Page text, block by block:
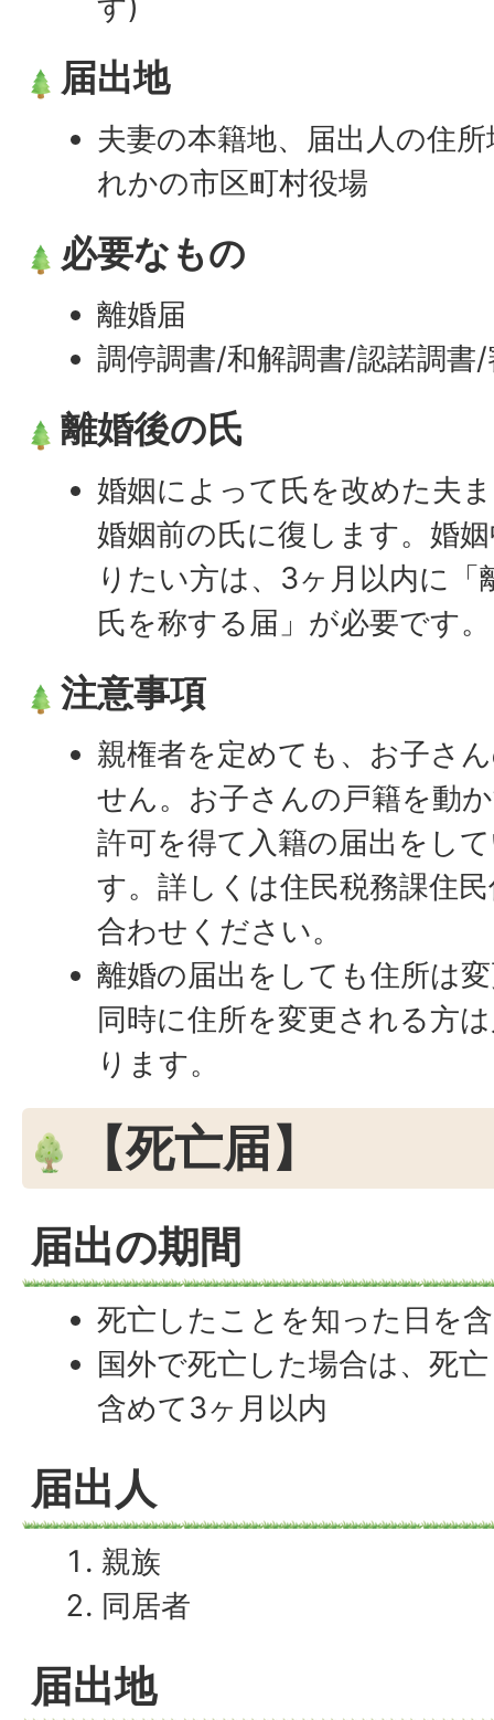
届出地
夫妻の本籍地、届出人の住
れかの市区町村役場
必要なもの
離婚届
調停調書/和解調書/認諾調書
離婚後の氏
婚姻によって氏を改めた夫
婚姻前の氏に復します。婚
りたい方は、3ヶ月以内に
氏を称する届」が必要です。
注意事項
親権者を定めても、お子さ
せん。お子さんの戸籍を動
許可を得て入籍の届出をし
す。詳しくは住民税務課住
合わせください。
離婚の届出をしても住所は
同時に住所を変更される方
ります。
【死亡届】
届出の期間
死亡したことを知った日を
国外で死亡した場合は、死
含めて3ヶ月以内
届出人
親族
同居者
届出地